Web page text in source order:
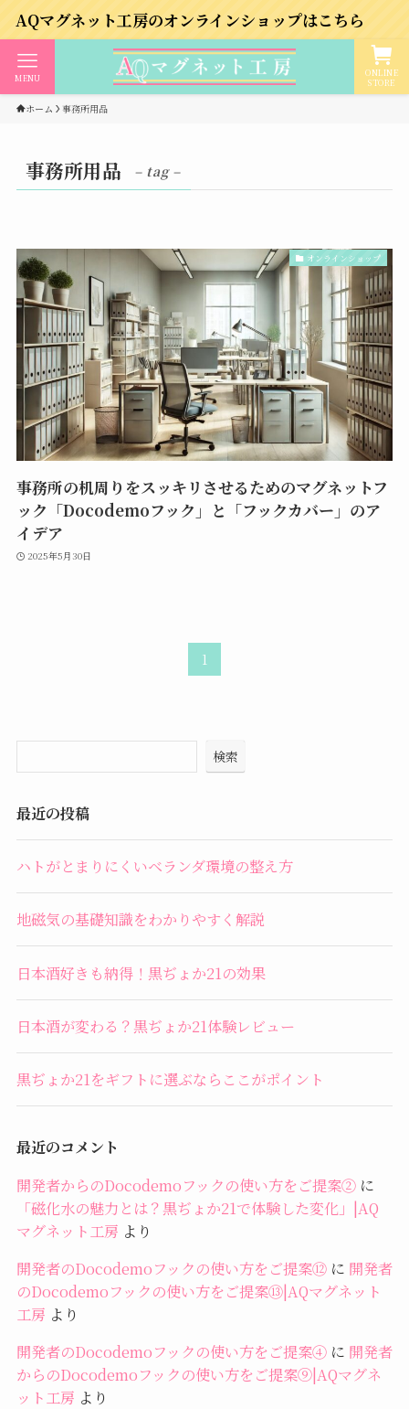
ネット工房のオンラインショップはこちら
ONLINE
STORE
MENU
ホーム 事務所用品
事務所用品 – tag –
オンラインショップ
事務所の机周りをスッキリさせるためのマグネットフ
ック「Docodemoフック」と「フックカバー」のア
イデア
2025年5月30日
1
検索
最近の投稿
ハトがとまりにくいベランダ環境の整え方
地磁気の基礎知識をわかりやすく解説
日本酒好きも納得！黒ぢょか21の効果
日本酒が変わる？黒ぢょか21体験レビュー
黒ぢょか21をギフトに選ぶならここがポイント
最近のコメント
開発者からのDocodemoフックの使い方をご提案②に
「磁化水の魅力とは？黒ぢょか21で体験した変化」|AQ
マグネット工房 より
開発者のDocodemoフックの使い方をご提案⑫に 開発者
のDocodemoフックの使い方をご提案⑬|AQマグネット
工房 より
開発者のDocodemoフックの使い方をご提案④に 開発者
からのDocodemoフックの使い方をご提案⑨|AQマグネ
ット工房 より